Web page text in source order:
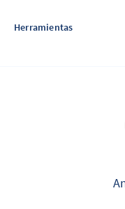
Herramientas